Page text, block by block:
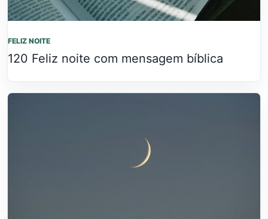
FELIZ NOITE
120 Feliz noite com mensagem bíblica